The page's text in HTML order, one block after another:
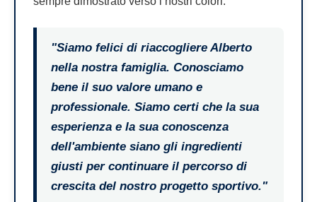
"Siamo felici di riaccogliere Alberto
nella nostra famiglia. Conosciamo
bene il suo valore umano e
professionale. Siamo certi che la sua
esperienza e la sua conoscenza
dell'ambiente siano gli ingredienti
giusti per continuare il percorso di
crescita del nostro progetto sportivo."